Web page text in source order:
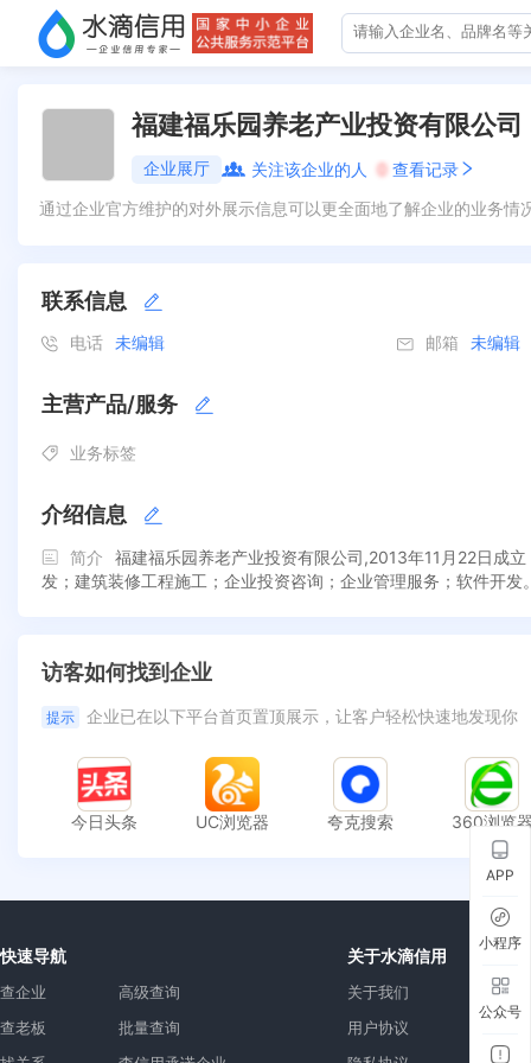
福建福乐园养老产业投资有限公司
企业展厅 关注该企业的人 0 查看记录
通过企业官方维护的对外展示信息可以更全面地了解企业的业务
联系信息
电话 未编辑 邮箱 未编辑
主营产品/服务
业务标签
介绍信息
简介
福建福乐园养老产业投资有限公司,2013年11月22日成
发；建筑装修工程施工；企业投资咨询；企业管理服务；软件开
访客如何找到企业
提示 企业已在以下平台首页置顶展示，让客户轻松快速地发现你
今日头条 UC浏览器 夸克搜索 360浏览
快速导航
查企业
查老板
高级查询
批量查询
关于水滴信用
关于我们
用户协议
APP
小程序
公众号